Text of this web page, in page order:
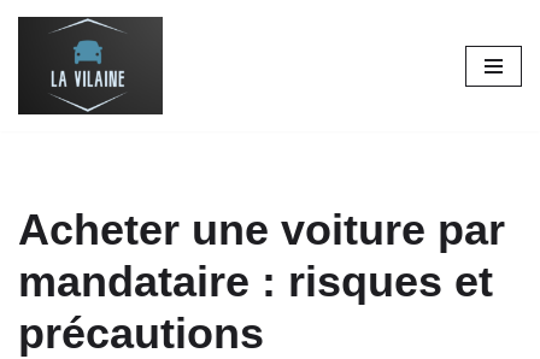
Acheter une voiture par
mandataire : risques et
précautions